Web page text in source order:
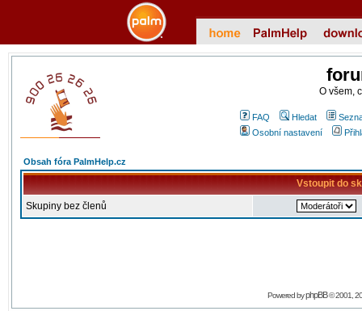
O všem,
FAQ Hledat
Osobní nastavení
Obsah fóra PalmHelp.cz
Vstoupit do
Skupiny bez členů
Powered byphpBB© 2001,